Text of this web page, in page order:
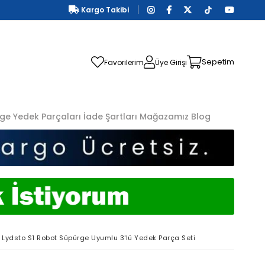
Kargo Takibi
Favorilerim Üye Girişi Sepetim
Yedek Parçaları İade Şartları Mağazamız Blog
Lydsto S1 Robot Süpürge Uyumlu 3'lü Yedek Parça Seti